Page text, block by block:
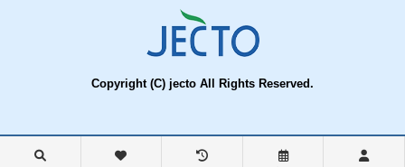
Copyright (C) jecto All Rights Reserved.